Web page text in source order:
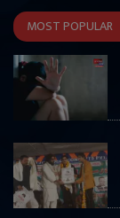
MOST POPULAR